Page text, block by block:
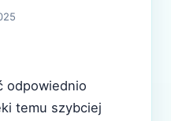
odpowiednio
temu szybciej